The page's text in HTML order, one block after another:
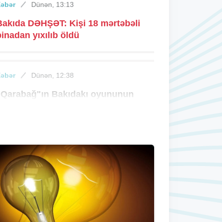
Dünən, 13:13
DƏHŞƏT: Kişi 18 mərtəbəli
yıxılıb öldü
Dünən, 12:38
Bakıdakı oyununun
Dünən, 12:10
söhbətinə görə qan töküldü
Dünən, 11:20